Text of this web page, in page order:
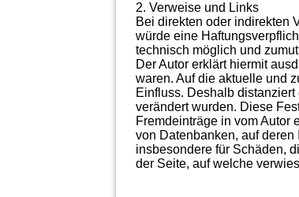
2. Verweise und Links
Bei direkten oder indirekten
würde eine
technisch möglich und
Der Autor erklärt hiermit
waren. Auf die aktuelle und
Einfluss. Deshalb
verändert wurden. Diese
Fremdeinträge in vom Autor
von Datenbanken, auf
insbesondere für Schäden,
der Seite, auf welche